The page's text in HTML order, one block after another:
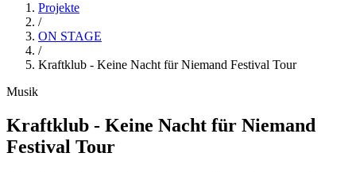
Projekte
/
ON STAGE
/
Kraftklub - Keine Nacht für Niemand Festival Tour
Musik
Kraftklub - Keine Nacht für Niemand
Festival Tour